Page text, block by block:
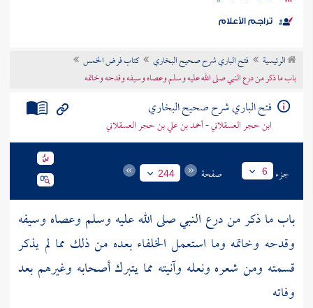
موضوعي
تراجم الأعلام
الرئيسية فتح الباري شرح صحيح البخاري
كتاب فرض الخمس
باب ما ذكر من درع النبي صلى الله عليه وسلم وعصاه وسيفه وقدحه وخاتمه
فتح الباري شرح صحيح البخاري
ابن حجر العسقلاني - أحمد بن علي بن حجر العسقلاني
جزء 6 صفحة 244
باب ما ذكر من درع النبي صلى الله عليه وسلم وعصاه وسيفه
وقدحه وخاتمه وما استعمل الخلفاء بعده من ذلك مما لم يذكر
قسمته ومن شعره ونعله وآنيته مما يتبرك أصحابه وغيرهم بعد
وفاته